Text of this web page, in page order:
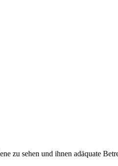
zu sehen und ihnen adäquate